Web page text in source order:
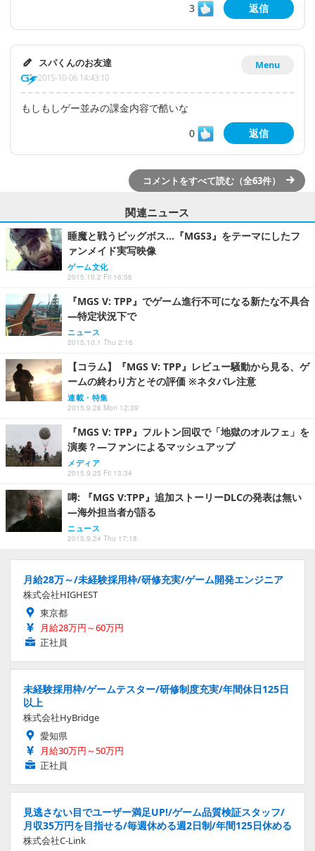
3
返信
Menu
スパくんのお友達
2015-10-06 14:43:10
もしもしゲー並みの課金内容で酷いな
0
返信
コメントをすべて読む（全63件）
関連ニュース
睡魔と戦うビッグボス…『MGS3』をテーマにしたフ
ァンメイド実写映像
ゲーム文化
2015.10.2 Fri 16:56
『MGS V: TPP』でゲーム進行不可になる新たな不具合
―特定状況下で
ニュース
2015.10.1 Thu 2:16
【コラム】『MGS V: TPP』レビュー騒動から見る、ゲ
ームの終わり方とその評価 ※ネタバレ注意
連載・特集
2015.9.28 Mon 12:39
『MGS V: TPP』フルトン回収で「地獄のオルフェ」を
演奏？―ファンによるマッシュアップ
メディア
2015.9.25 Fri 13:34
噂: 『MGS V:TPP』追加ストーリーDLCの発表は無い
―海外担当者が語る
ニュース
2015.9.24 Thu 17:18
月給28万～/未経験採用枠/研修充実/ゲーム開発エンジニア
株式会社HIGHEST
東京都
月給28万円～60万円
正社員
未経験採用枠/ゲームテスター/研修制度充実/年間休日125日
以上
株式会社HyBridge
愛知県
月給30万円～50万円
正社員
見逃さない目でユーザー満足UP!/ゲーム品質検証スタッフ/
月収35万円を目指せる/毎週休める週2日制/年間125日休める
株式会社C-Link